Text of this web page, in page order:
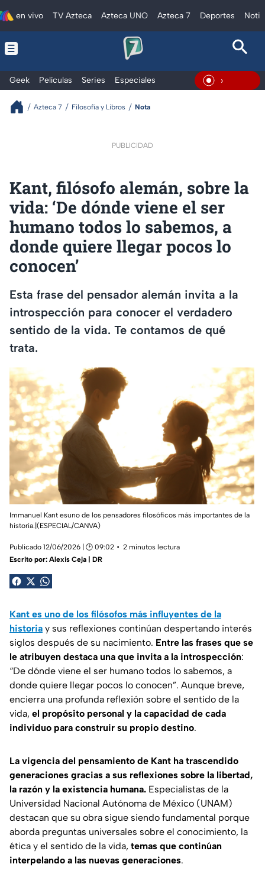
en vivo TV Azteca Azteca UNO Azteca 7 Deportes
Geek Películas Series Especiales En Vivo
Azteca 7 Filosofía y Libros Nota
PUBLICIDAD
Kant, filósofo alemán, sobre la
vida: ‘De dónde viene el ser
humano todos lo sabemos, a
donde quiere llegar pocos lo
conocen’
Esta frase del pensador alemán invita a la
introspección para conocer el verdadero
sentido de la vida. Te contamos de qué
trata.
Immanuel Kant esuno de los pensadores filosóficos más importantes de la
historia.|(ESPECIAL/CANVA)
Publicado 12/06/2026 | 🕑 09:02
2 minutos lectura
Escrito por: Alexis Ceja | DR
Kant es uno de los filósofos más influyentes de la
historia y sus reflexiones continúan despertando interés
siglos después de su nacimiento. Entre las frases que se
le atribuyen destaca una que invita a la introspección:
“De dónde viene el ser humano todos lo sabemos, a
donde quiere llegar pocos lo conocen”. Aunque breve,
encierra una profunda reflexión sobre el sentido de la
vida, el propósito personal y la capacidad de cada
individuo para construir su propio destino.
La vigencia del pensamiento de Kant ha trascendido
generaciones gracias a sus reflexiones sobre la libertad,
la razón y la existencia humana. Especialistas de la
Universidad Nacional Autónoma de México (UNAM)
destacan que su obra sigue siendo fundamental porque
aborda preguntas universales sobre el conocimiento, la
ética y el sentido de la vida, temas que continúan
interpelando a las nuevas generaciones.